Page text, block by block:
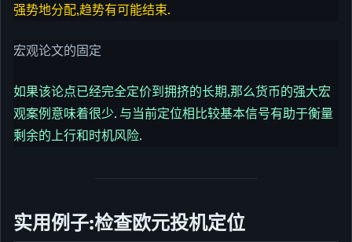
强势地分配,趋势有可能结束.
宏观论文的固定
如果该论点已经完全定价到拥挤的长期,那么货币的强大宏
观案例意味着很少. 与当前定位相比较基本信号有助于衡量
剩余的上行和时机风险.
实用例子:检查欧元投机定位